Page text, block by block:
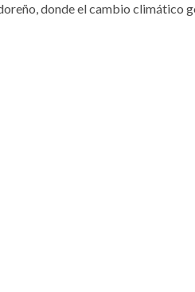
donde el cambio climático